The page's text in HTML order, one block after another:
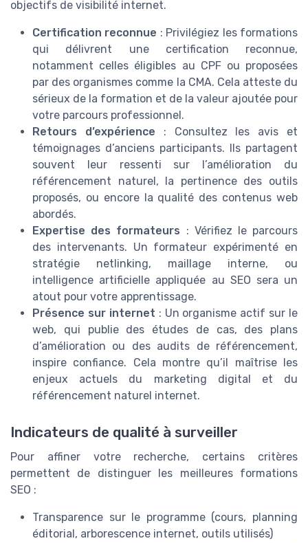
objectifs de visibilité internet.
Certification reconnue : Privilégiez les formations
qui délivrent une certification reconnue,
notamment celles éligibles au CPF ou proposées
par des organismes comme la CMA. Cela atteste du
sérieux de la formation et de la valeur ajoutée pour
votre parcours professionnel.
Retours d’expérience : Consultez les avis et
témoignages d’anciens participants. Ils partagent
souvent leur ressenti sur l’amélioration du
référencement naturel, la pertinence des outils
proposés, ou encore la qualité des contenus web
abordés.
Expertise des formateurs : Vérifiez le parcours
des intervenants. Un formateur expérimenté en
stratégie netlinking, maillage interne, ou
intelligence artificielle appliquée au SEO sera un
atout pour votre apprentissage.
Présence sur internet : Un organisme actif sur le
web, qui publie des études de cas, des plans
d’amélioration ou des audits de référencement,
inspire confiance. Cela montre qu’il maîtrise les
enjeux actuels du marketing digital et du
référencement naturel internet.
Indicateurs de qualité à surveiller
Pour affiner votre recherche, certains critères
permettent de distinguer les meilleures formations
SEO :
Transparence sur le programme (cours, planning
éditorial, arborescence internet, outils utilisés)